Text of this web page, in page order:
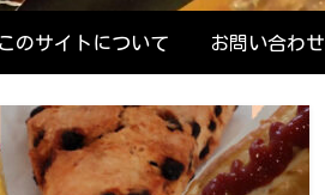
ZINE
このサイトについて お問い合わせ